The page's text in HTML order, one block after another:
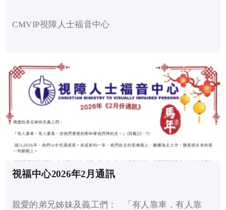
CMVIP視障人士福音中心
視福中心2026年2月通訊
親愛的弟兄姊妹及義工們： 「有人靠車，有人靠